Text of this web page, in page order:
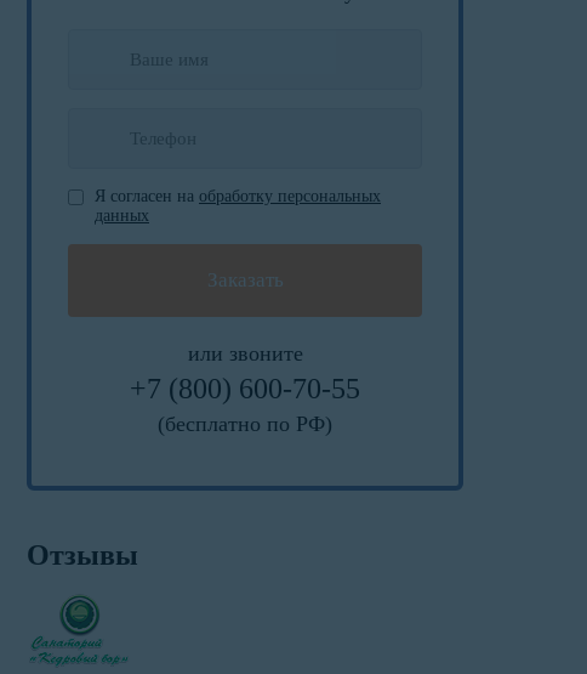
Я согласен на обработку персональных
данных
или звоните
+7 (800) 600-70-55
(бесплатно по РФ)
Отзывы